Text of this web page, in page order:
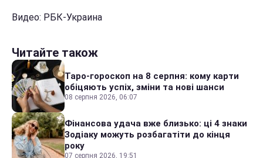
Видео: РБК-Украина
Читайте також
Таро-гороскоп на 8 серпня: кому карти
обіцяють успіх, зміни та нові шанси
08 серпня 2026, 06:07
Фінансова удача вже близько: ці 4 знаки
Зодіаку можуть розбагатіти до кінця
року
07 серпня 2026, 19:51